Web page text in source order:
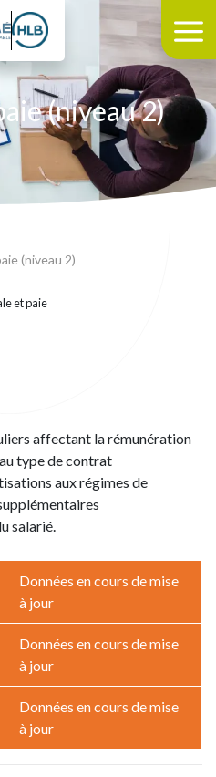
(niveau 2)
(niveau 2)
et paie
affectant la rémunération
type de contrat
aux régimes de
salarié.
Données en cours de mise
à jour
Données en cours de mise
à jour
Données en cours de mise
à jour